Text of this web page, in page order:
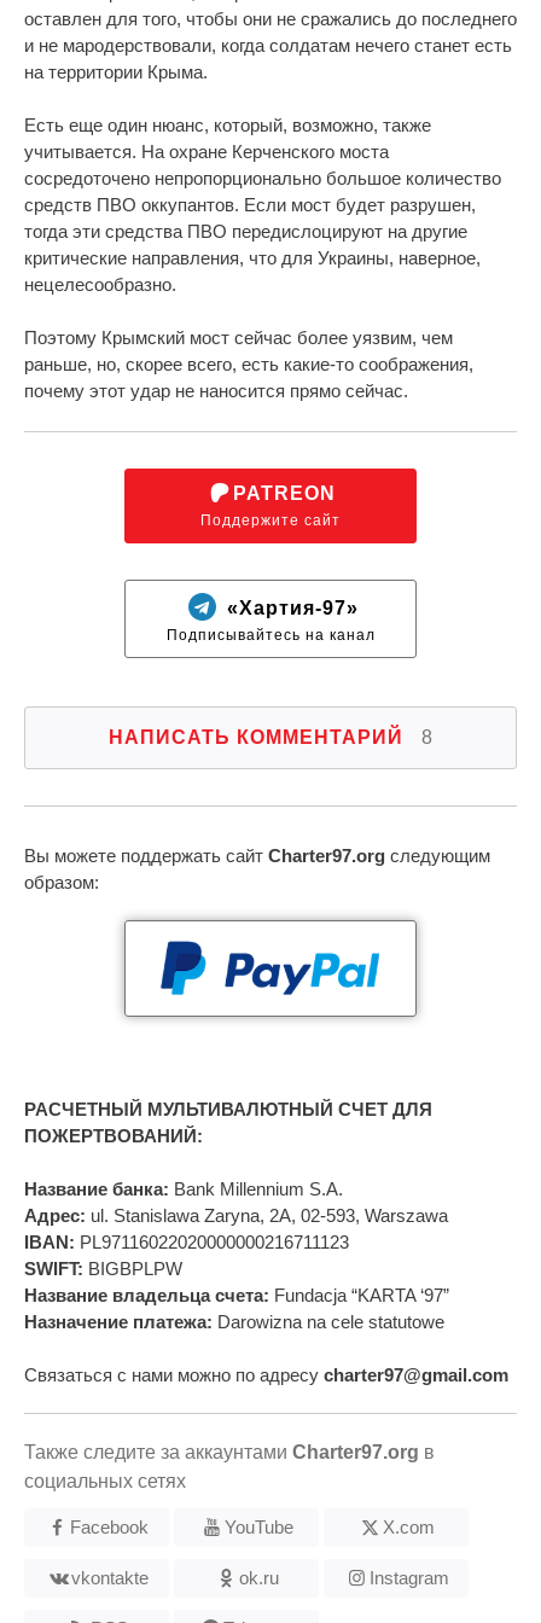
оставлен для того, чтобы они не сражались до последнего
и не мародерствовали, когда солдатам нечего станет есть
на территории Крыма.
Есть еще один нюанс, который, возможно, также
учитывается. На охране Керченского моста
сосредоточено непропорционально большое количество
средств ПВО оккупантов. Если мост будет разрушен,
тогда эти средства ПВО передислоцируют на другие
критические направления, что для Украины, наверное,
нецелесообразно.
Поэтому Крымский мост сейчас более уязвим, чем
раньше, но, скорее всего, есть какие-то соображения,
почему этот удар не наносится прямо сейчас.
PATREON
Поддержите сайт
«Хартия-97»
Подписывайтесь на канал
НАПИСАТЬ КОММЕНТАРИЙ 8
Вы можете поддержать сайт Charter97.org следующим
образом:
РАСЧЕТНЫЙ МУЛЬТИВАЛЮТНЫЙ СЧЕТ ДЛЯ
ПОЖЕРТВОВАНИЙ:
Название банка: Bank Millennium S.A.
Адрес: ul. Stanislawa Zaryna, 2A, 02-593, Warszawa
IBAN: PL97116022020000000216711123
SWIFT: BIGBPLPW
Название владельца счета: Fundacja “KARTA ‘97”
Назначение платежа: Darowizna na cele statutowe
Связаться с нами можно по адресу charter97@gmail.com
Также следите за аккаунтами Charter97.org в
социальных сетях
Facebook YouTube X.com
vkontakte ok.ru Instagram